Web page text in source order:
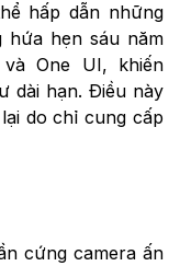
hấp dẫn những
hứa hẹn sáu năm
One UI, khiến
dài hạn. Điều này
do chỉ cung cấp
cứng camera ấn